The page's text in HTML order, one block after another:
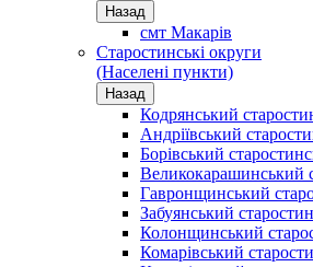
Назад
смт Макарів
Старостинські округи
(Населені пункти)
Назад
Кодрянський
Андріївський
Борівський
Великокарашинський
Гавронщинський
Забуянський
Колонщинський
Комарівський